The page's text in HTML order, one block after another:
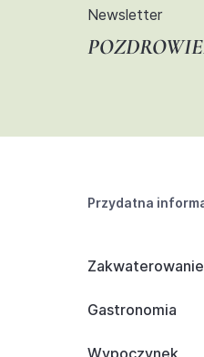
Newsletter
Przydatna
Zakwaterowanie
Gastronomia
Wypoczynek